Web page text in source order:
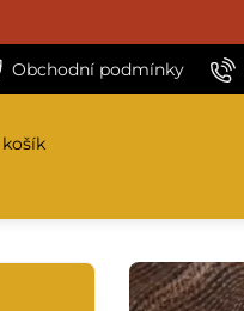
Obchodní podmínky